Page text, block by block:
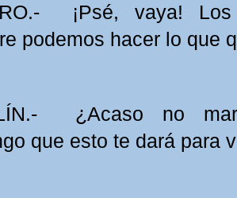
¡Psé, vaya!
podemos hacer lo que
¿Acaso no
que esto te dará para